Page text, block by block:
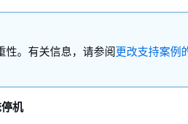
性。有关信息，请参阅更改支持案例
机